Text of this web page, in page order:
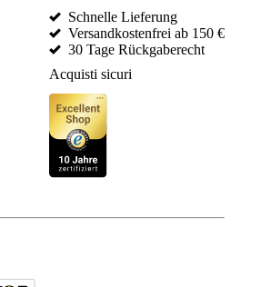
Schnelle Lieferung
Versandkostenfrei ab 150 €
30 Tage Rückgaberecht
Acquisti sicuri